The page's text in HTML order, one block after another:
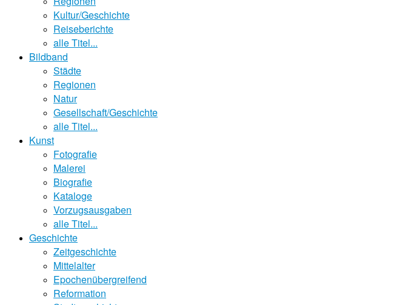
Kultur/Geschichte
Reiseberichte
alle Titel...
Bildband
Städte
Regionen
Natur
Gesellschaft/Geschichte
alle Titel...
Kunst
Fotografie
Malerei
Biografie
Kataloge
Vorzugsausgaben
alle Titel...
Geschichte
Zeitgeschichte
Mittelalter
Epochenübergreifend
Reformation